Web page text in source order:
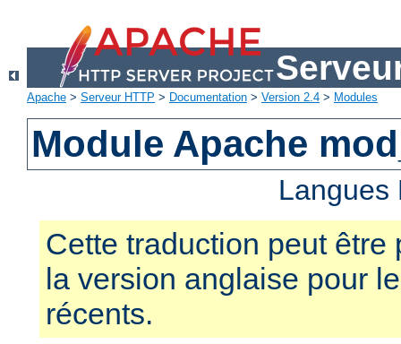
Apache > Serveur HTTP > Documentation > Version 2.4 > Modules
Module Apache
Cette traduction peut être
la version anglaise pour
récents.